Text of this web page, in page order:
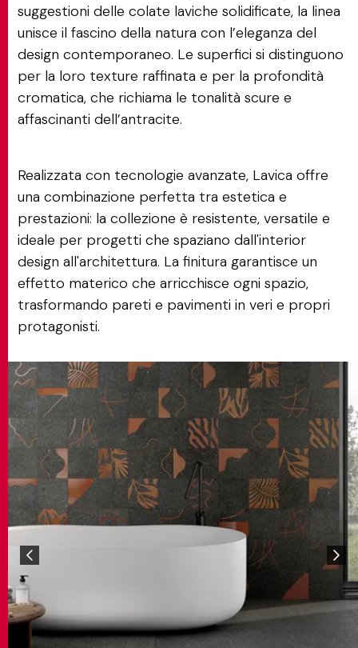
suggestioni delle colate laviche solidificate, la linea
unisce il fascino della natura con l’eleganza del
design contemporaneo. Le superfici si distinguono
per la loro texture raffinata e per la profondità
cromatica, che richiama le tonalità scure e
affascinanti dell’antracite.
Realizzata con tecnologie avanzate, Lavica offre
una combinazione perfetta tra estetica e
prestazioni: la collezione è resistente, versatile e
ideale per progetti che spaziano dall'interior
design all'architettura. La finitura garantisce un
effetto materico che arricchisce ogni spazio,
trasformando pareti e pavimenti in veri e propri
protagonisti.